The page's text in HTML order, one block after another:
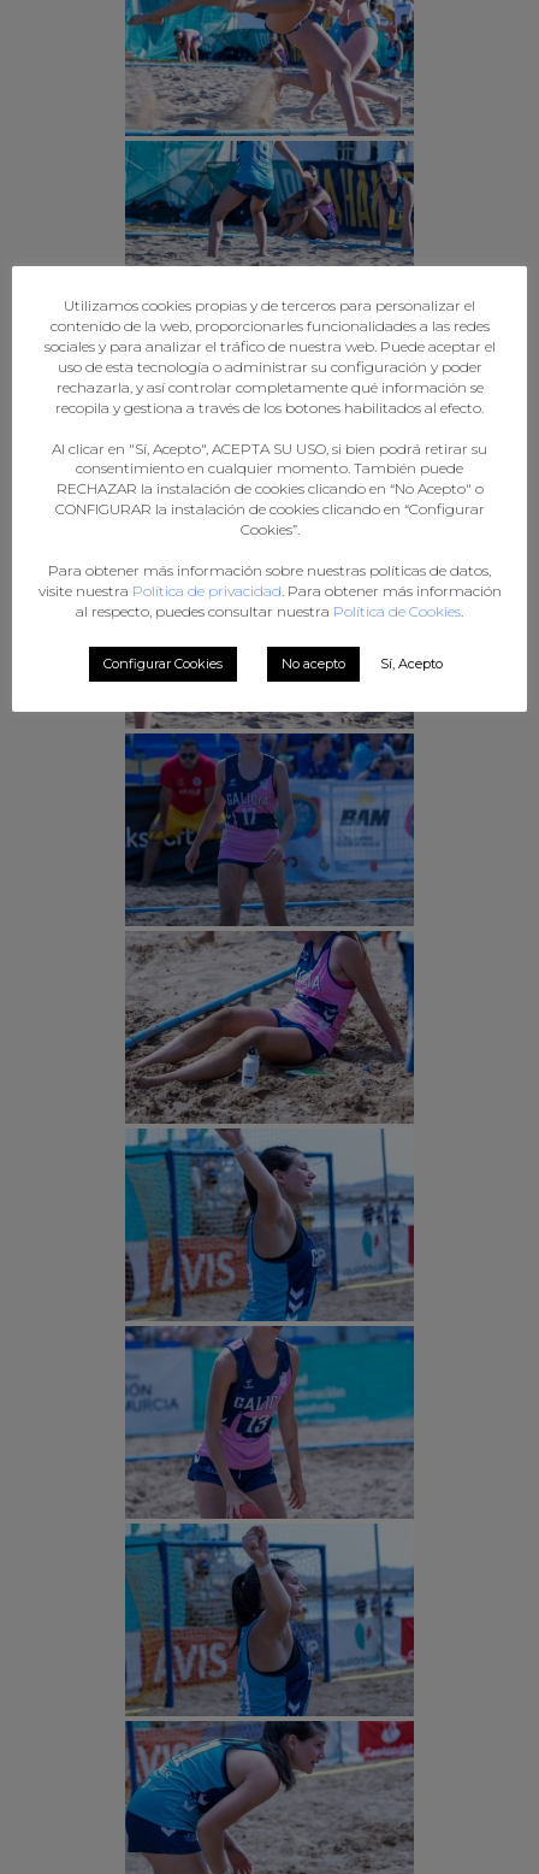
Utilizamos cookies propias y de terceros para personalizar el
contenido de la web, proporcionarles funcionalidades a las redes
sociales y para analizar el tráfico de nuestra web. Puede aceptar el
uso de esta tecnología o administrar su configuración y poder
rechazarla, y así controlar completamente qué información se
recopila y gestiona a través de los botones habilitados al efecto.
Al clicar en "Sí, Acepto", ACEPTA SU USO, si bien podrá retirar su
consentimiento en cualquier momento. También puede
RECHAZAR la instalación de cookies clicando en “No Acepto" o
CONFIGURAR la instalación de cookies clicando en “Configurar
Cookies”.
Para obtener más información sobre nuestras políticas de datos,
visite nuestra Política de privacidad . Para obtener más información
al respecto, puedes consultar nuestra Política de Cookies
Configurar Cookies No acepto Sí, Acepto